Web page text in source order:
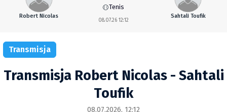
Robert Nicolas
Tenis
08.07.26 12:12
Sahtali Toufik
Transmisja
Transmisja Robert Nicolas - Sahtali
Toufik
08.07.2026, 12:12